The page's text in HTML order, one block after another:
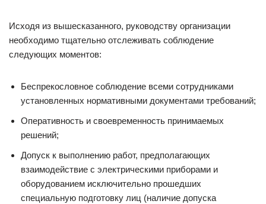
Исходя из вышесказанного, руководству организации
необходимо тщательно отслеживать соблюдение
следующих моментов:
Беспрекословное соблюдение всеми сотрудниками
установленных нормативными документами требований;
Оперативность и своевременность принимаемых
решений;
Допуск к выполнению работ, предполагающих
взаимодействие с электрическими приборами и
оборудованием исключительно прошедших
специальную подготовку лиц (наличие допуска